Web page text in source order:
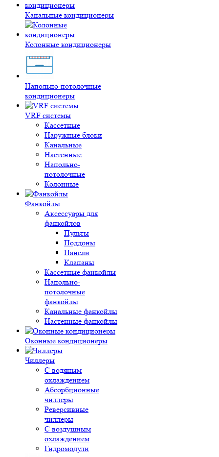
Канальные кондиционеры
Колонные кондиционеры
Напольно-потолочные
кондиционеры
VRF системы
Кассетные
Наружные блоки
Канальные
Настенные
Напольно-
потолочные
Колонные
Фанкойлы
Аксессуары для
фанкойлов
Пульты
Поддоны
Панели
Клапаны
Кассетные фанкойлы
Напольно-
потолочные
фанкойлы
Канальные фанкойлы
Настенные фанкойлы
Оконные кондиционеры
Чиллеры
С водяным
охлаждением
Абсорбционные
чиллеры
Реверсивные
чиллеры
С воздушным
охлаждением
Гидромодули